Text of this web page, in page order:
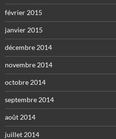
février 2015
janvier 2015
décembre 2014
novembre 2014
octobre 2014
septembre 2014
août 2014
juillet 2014